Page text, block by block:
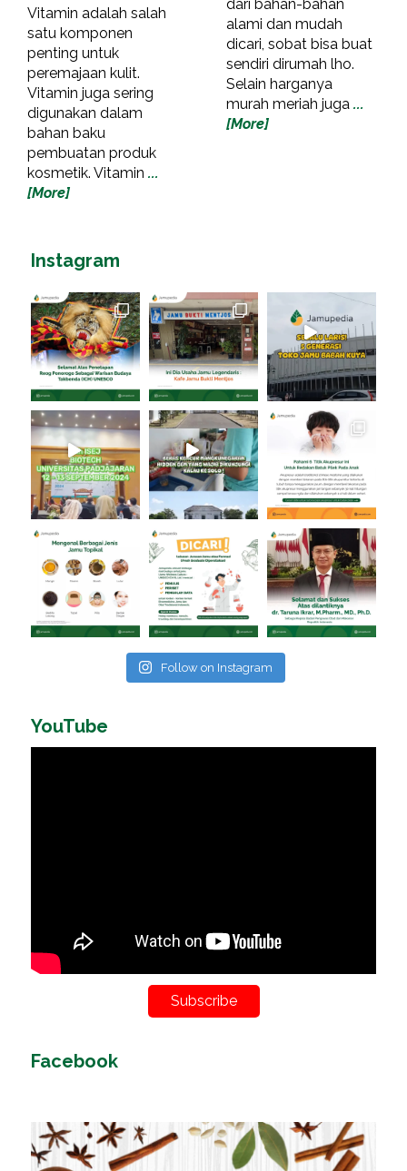
Vitamin adalah salah
satu komponen
penting untuk
peremajaan kulit.
Vitamin juga sering
digunakan dalam
bahan baku
pembuatan produk
kosmetik. Vitamin ...
[More]
dari bahan-bahan
alami dan mudah
dicari, sobat bisa buat
sendiri dirumah lho.
Selain harganya
murah meriah juga ...
[More]
Instagram
Follow on Instagram
YouTube
Subscribe
Facebook